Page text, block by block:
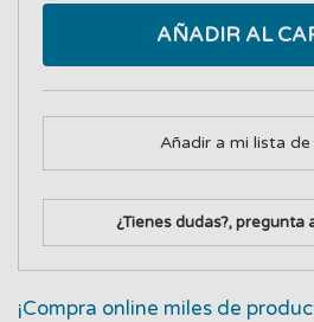
AÑADIR AL
Añadir a mi lista de
¿Tienes dudas?, pregunta
¡Compra online miles de